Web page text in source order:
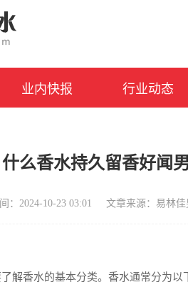
业内快报 行业动态
什么香水持久留香好闻
：2024-10-23 03:01 文章来源：易林
解香水的基本分类。香水通常分为以